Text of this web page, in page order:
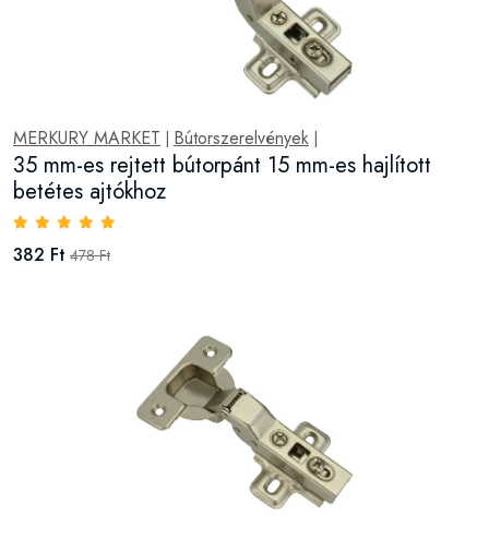
MERKURY MARKET Bútorszerelvények
35 mm-es rejtett bútorpánt 15 mm-es hajlított
betétes ajtókhoz
382 Ft 478 Ft